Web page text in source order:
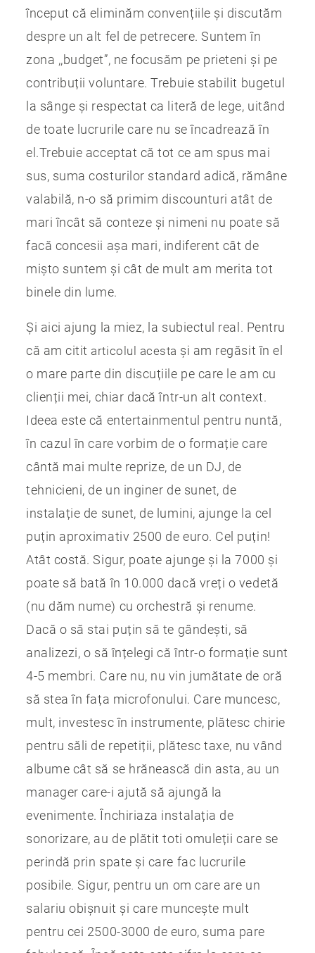
început că eliminăm convențiile și discutăm
despre un alt fel de petrecere. Suntem în
zona ,,budget”, ne focusăm pe prieteni și pe
contribuții voluntare. Trebuie stabilit bugetul
la sânge și respectat ca literă de lege, uitând
de toate lucrurile care nu se încadrează în
el.Trebuie acceptat că tot ce am spus mai
sus, suma costurilor standard adică, rămâne
valabilă, n-o să primim discounturi atât de
mari încât să conteze și nimeni nu poate să
facă concesii așa mari, indiferent cât de
mișto suntem și cât de mult am merita tot
binele din lume.
Și aici ajung la miez, la subiectul real. Pentru
că am cititarticolul acesta și am regăsit în el
o mare parte din discuțiile pe care le am cu
clienții mei, chiar dacă într-un alt context.
Ideea este că entertainmentul pentru nuntă,
în cazul în care vorbim de o formație care
cântă mai multe reprize, de un DJ, de
tehnicieni, de un inginer de sunet, de
instalație de sunet, de lumini, ajunge la cel
puțin aproximativ 2500 de euro. Cel puțin!
Atât costă. Sigur, poate ajunge și la 7000 și
poate să bată în 10.000 dacă vreți o vedetă
(nu dăm nume) cu orchestră și renume.
Dacă o să stai puțin să te gândești, să
analizezi, o să înțelegi că într-o formație sunt
4-5 membri. Care nu, nu vin jumătate de oră
să stea în fața microfonului. Care muncesc,
mult, investesc în instrumente, plătesc chirie
pentru săli de repetiții, plătesc taxe, nu vând
albume cât să se hrănească din asta, au un
manager care-i ajută să ajungă la
evenimente. Închiriaza instalația de
sonorizare, au de plătit toti omuleții care se
perindă prin spate și care fac lucrurile
posibile. Sigur, pentru un om care are un
salariu obișnuit și care muncește mult
pentru cei 2500-3000 de euro, suma pare